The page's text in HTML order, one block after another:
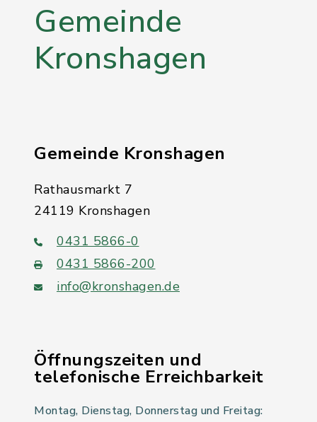
Gemeinde
Kronshagen
Gemeinde Kronshagen
Rathausmarkt 7
24119 Kronshagen
0431 5866-0
0431 5866-200
info@kronshagen.de
Öffnungszeiten und
telefonische Erreichbarkeit
Montag, Dienstag, Donnerstag und Freitag: